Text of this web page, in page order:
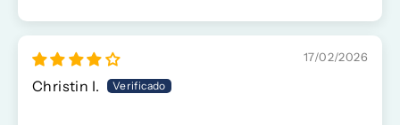
17/02/2026
Christin I.